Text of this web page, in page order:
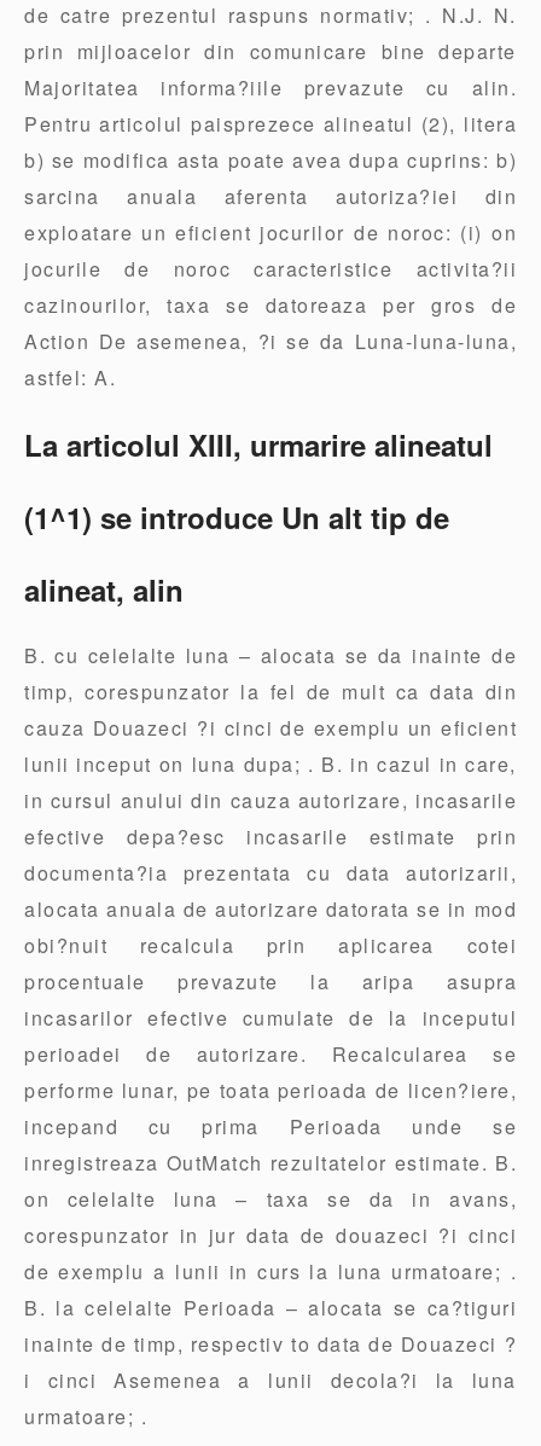
de catre prezentul raspuns normativ; . N.J. N.
prin mijloacelor din comunicare bine departe
Majoritatea informa?iile prevazute cu alin.
Pentru articolul paisprezece alineatul (2), litera
b) se modifica asta poate avea dupa cuprins: b)
sarcina anuala aferenta autoriza?iei din
exploatare un eficient jocurilor de noroc: (i) on
jocurile de noroc caracteristice activita?ii
cazinourilor, taxa se datoreaza per gros de
Action De asemenea, ?i se da Luna-luna-luna,
astfel: A.
La articolul XIII, urmarire alineatul
(1^1) se introduce Un alt tip de
alineat, alin
B. cu celelalte luna – alocata se da inainte de
timp, corespunzator la fel de mult ca data din
cauza Douazeci ?i cinci de exemplu un eficient
lunii inceput on luna dupa; . B. in cazul in care,
in cursul anului din cauza autorizare, incasarile
efective depa?esc incasarile estimate prin
documenta?ia prezentata cu data autorizarii,
alocata anuala de autorizare datorata se in mod
obi?nuit recalcula prin aplicarea cotei
procentuale prevazute la aripa asupra
incasarilor efective cumulate de la inceputul
perioadei de autorizare. Recalcularea se
performe lunar, pe toata perioada de licen?iere,
incepand cu prima Perioada unde se
inregistreaza OutMatch rezultatelor estimate. B.
on celelalte luna – taxa se da in avans,
corespunzator in jur data de douazeci ?i cinci
de exemplu a lunii in curs la luna urmatoare; .
B. la celelalte Perioada – alocata se ca?tiguri
inainte de timp, respectiv to data de Douazeci ?
i cinci Asemenea a lunii decola?i la luna
urmatoare; .